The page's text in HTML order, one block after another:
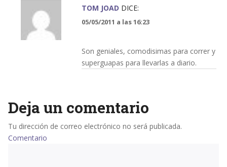
TOM JOAD DICE:
05/05/2011 a las 16:23
Son geniales, comodisimas para correr y
superguapas para llevarlas a diario.
Deja un comentario
Tu dirección de correo electrónico no será publicada.
Comentario